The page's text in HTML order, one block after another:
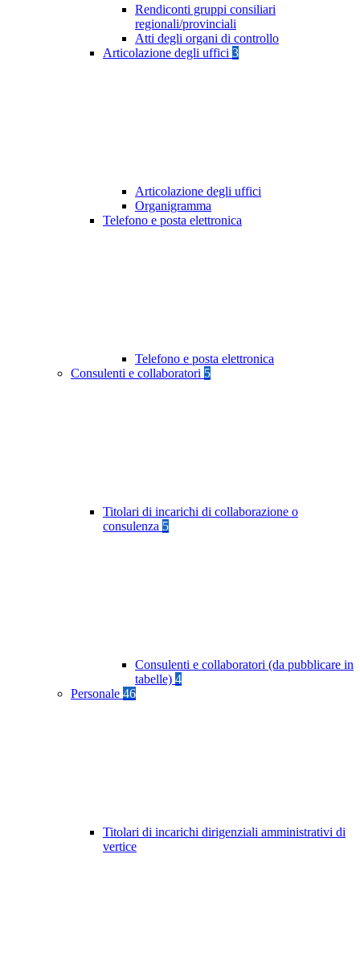
Rendiconti gruppi consiliari
regionali/provinciali
Atti degli organi di controllo
Articolazione degli uffici 3
Articolazione degli uffici
Organigramma
Telefono e posta elettronica
Telefono e posta elettronica
Consulenti e collaboratori 5
Titolari di incarichi di collaborazione o
consulenza 5
Consulenti e collaboratori (da pubblicare in
tabelle) 4
Personale 46
Titolari di incarichi dirigenziali amministrativi di
vertice